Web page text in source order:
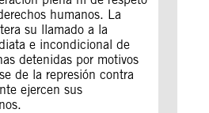
humanos. La
su llamado a la
e incondicional de
detenidas por motivos
de la represión contra
ejercen sus